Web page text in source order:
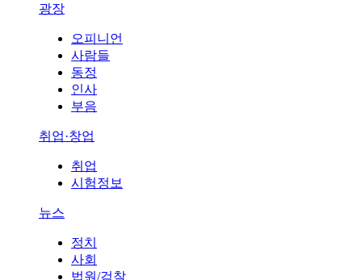
광장
오피니언
사람들
동정
인사
부음
취업·창업
취업
시험정보
뉴스
정치
사회
법원/검찰